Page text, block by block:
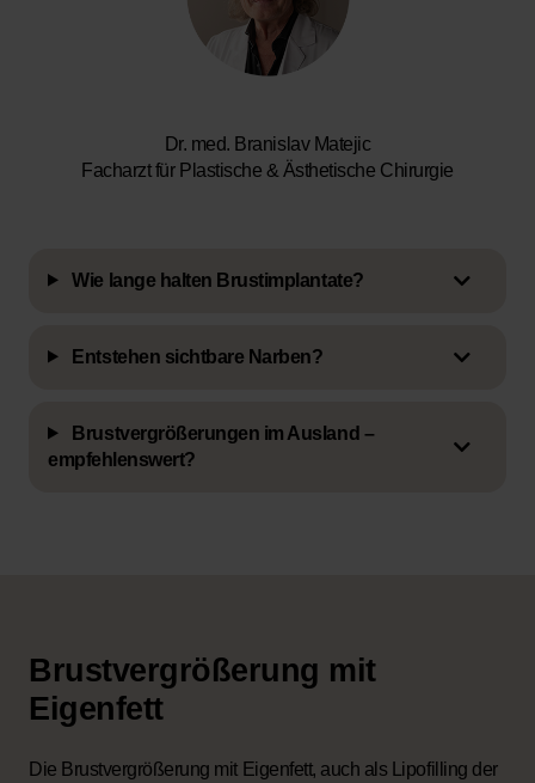
Dr. med. Branislav Matejic
Facharzt für Plastische & Ästhetische Chirurgie
Wie lange halten Brustimplantate?
Entstehen sichtbare Narben?
Brustvergrößerungen im Ausland –
empfehlenswert?
Brustvergrößerung mit
Eigenfett
Die Brustvergrößerung mit Eigenfett, auch als Lipofilling der